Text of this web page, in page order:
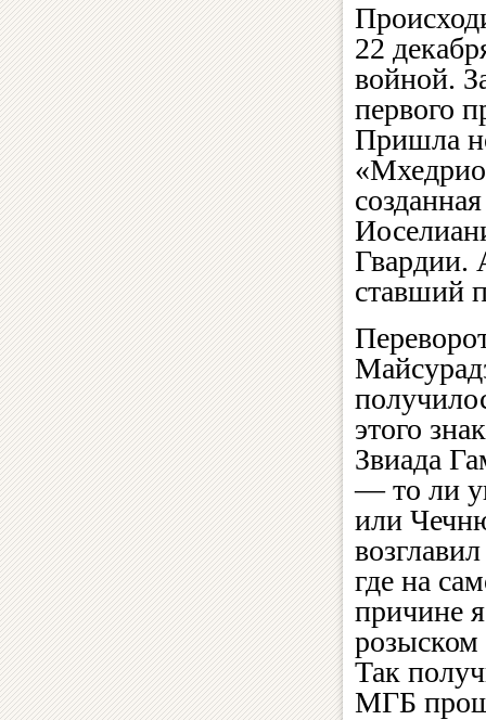
22
войной.
первого
Пришла
Гвардии.
ставший
этого
Звиада
— то ли
или
где на
причине
розыском
Так
МГБ